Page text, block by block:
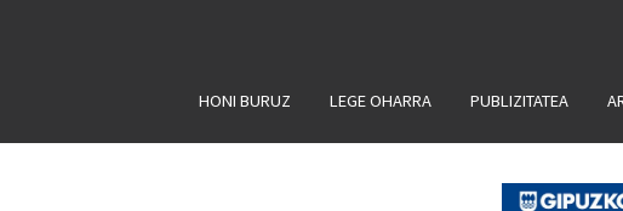
HONI BURUZ LEGE OHARRA PUBLIZITATEA